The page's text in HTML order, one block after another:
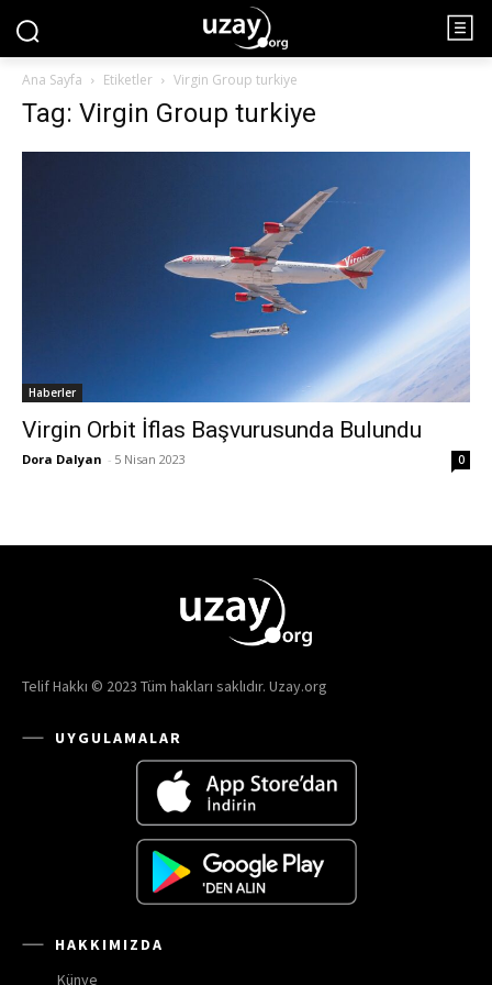
Ana Sayfa Etiketler Virgin Group turkiye
Tag: Virgin Group turkiye
Haberler
Virgin Orbit İflas Başvurusunda Bulundu
Dora Dalyan - 5 Nisan 2023 0
Telif Hakkı © 2023 Tüm hakları saklıdır. Uzay.org
UYGULAMALAR
HAKKIMIZDA
Künye